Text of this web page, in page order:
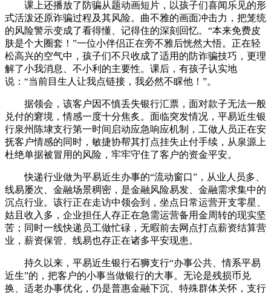
课上还播放了防骗从题动画短片，以孩子们喜闻乐见的形
式活泼还原诈骗过程及其风险。曲不雅的画面冲击力，把笼统
的风险警示变成了看得懂、记得住的深刻回忆。“本来免费皮
肤是个大圈套！”一位小伴侣正在旁不雅后恍然大悟。正在轻
松高兴的空气中，孩子们不只收成了适用的防诈骗技巧，更理
解了小我消息、不小利的主要性。课后，有孩子认实地
说：“当前目生人让我点链接，我必然不睬他！”。
据领会，该客户因不慎丢失银行汇票，面对款子无法一般
兑付的窘境，情感一度十分焦炙。面临突发情况，平易近生银
行泉州陈埭支行第一时间启动应急响应机制，工做人员正在安
抚客户情感的同时，敏捷协帮其打点挂失止付手续，从泉源上
杜绝单据被冒用的风险，牢牢守住了客户的资金平安。
快递行业做为平易近生办事的“流动窗口”，从业人员多、
线易屡次、金融场景稠密，是金融风险易发、金融需求集中的
沉点行业。该行正在走访中领会到，坐点日常运营开支零星、
姑且收入多，企业担任人存正在急需运营备用金周转的现实坚
苦；同时一线快递员工做忙碌，无暇前去网点打点薪资结算营
业，薪资保管、线易也存正在诸多平安现患。
持久以来，平易近生银行石狮支行“办事公共、情系平易
近生”的，把客户的小事当做银行的大事。无论是残损币兑
换、适老办事优化，仍是普惠金融下沉、特殊群体关怀，支行